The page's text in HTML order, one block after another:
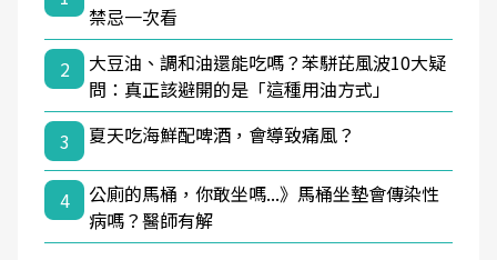
禁忌一次看
2
大豆油、調和油還能吃嗎？苯駢芘風波10大疑
問：真正該避開的是「這種用油方式」
3
夏天吃海鮮配啤酒，會導致痛風？
4
公廁的馬桶，你敢坐嗎...》馬桶坐墊會傳染性
病嗎？醫師有解